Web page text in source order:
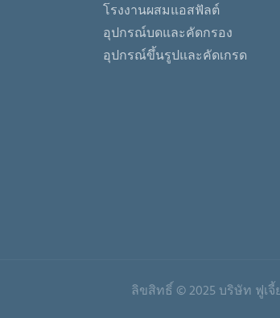
โรงงานผสมแอสฟัลต์
อุปกรณ์บดและคัดกรอง
อุปกรณ์ขึ้นรูปและคัดเกรด
ลิขสิทธิ์ © 2025 บริษัท ฟูเ